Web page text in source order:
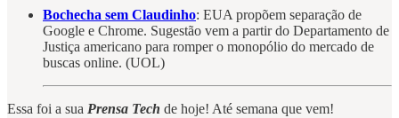
Bochecha sem Claudinho: EUA propõem separação de
Google e Chrome. Sugestão vem a partir do Departamento de
Justiça americano para romper o monopólio do mercado de
buscas online. (UOL)
Essa foi a sua Prensa Tech de hoje! Até semana que vem!